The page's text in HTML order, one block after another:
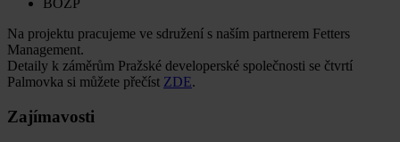
BOZP
Na projektu pracujeme ve sdružení s naším partnerem Fetters
Management.
Detaily k záměrům Pražské developerské společnosti se čtvrtí
Palmovka si můžete přečíst ZDE.
Zajímavosti